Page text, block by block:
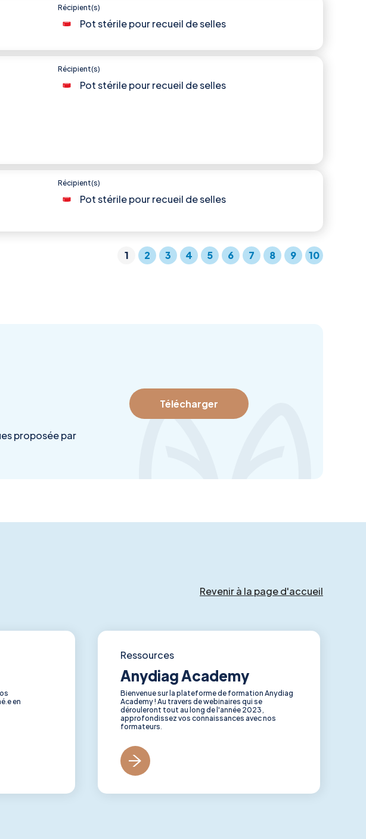
Récipient(s)
Pot stérile pour recueil de selles
Récipient(s)
Pot stérile pour recueil de selles
Récipient(s)
Pot stérile pour recueil de selles
1 2 3 4 5 6 7 8 9 10
proposée par
Télécharger
Revenir à la page d'accueil
en
Ressources
Anydiag Academy
Bienvenue sur la plateforme de formation Anydiag
Academy ! Au travers de webinaires qui se
dérouleront tout au long de l'année 2023,
approfondissez vos connaissances avec nos
formateurs.